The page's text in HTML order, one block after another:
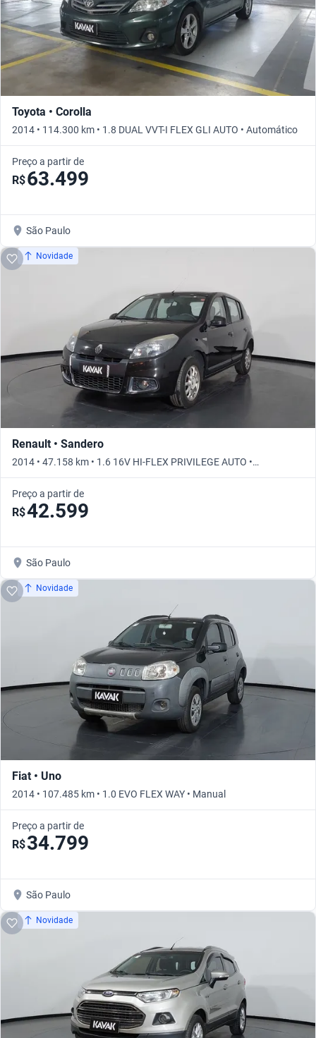
Toyota • Corolla
2014 • 114.300 km • 1.8 DUAL VVT-I FLEX GLI AUTO • Automático
Preço a partir de
R$63.499
São Paulo
Novidade
Renault • Sandero
2014 • 47.158 km • 1.6 16V HI-FLEX PRIVILEGE AUTO •
Automático
Preço a partir de
R$42.599
São Paulo
Novidade
Fiat • Uno
2014 • 107.485 km • 1.0 EVO FLEX WAY • Manual
Preço a partir de
R$34.799
São Paulo
Novidade